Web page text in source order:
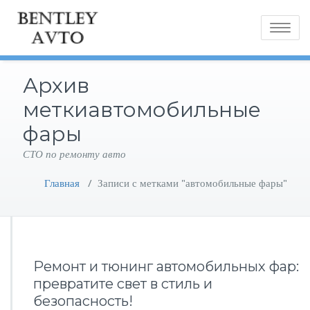
Toggle
Архив
меткиавтомобильные
фары
СТО по ремонту авто
Главная / Записи с метками "автомобильные фары"
Ремонт и тюнинг автомобильных фар:
превратите свет в стиль и
безопасность!